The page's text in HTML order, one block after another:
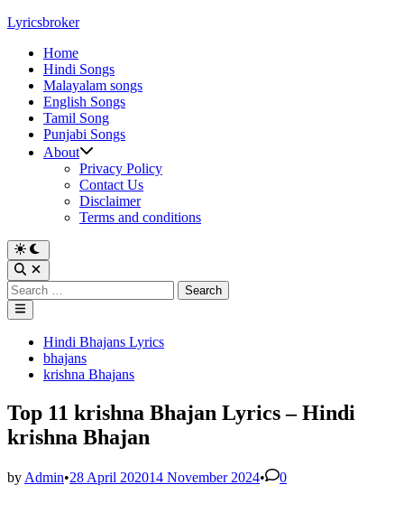
Skip
content
Lyricsbroker
Home
Hindi Songs
Malayalam songs
English Songs
Tamil Song
Punjabi Songs
About
Privacy Policy
Contact Us
Disclaimer
Terms and conditions
Switch
to
dark
mode
Open
Search
Search
for:
Main
Menu
PostedHindi Bhajans Lyrics
bhajans
krishna Bhajans
Top 11 krishna Bhajan Lyrics – Hindi
krishna Bhajan
by Admin•28 April 202014 November 2024• 0